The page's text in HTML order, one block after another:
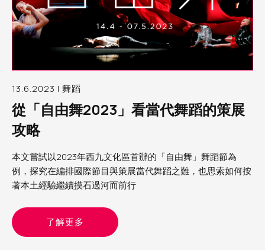
13.6.2023 | 舞蹈
從「自由舞2023」看當代舞蹈的策展
攻略
本文嘗試以2023年西九文化區首辦的「自由舞」舞蹈節為
例，探究在編排國際節目與策展當代舞蹈之難，也思索如何按
著本土經驗繼續摸石過河而前行
了解更多